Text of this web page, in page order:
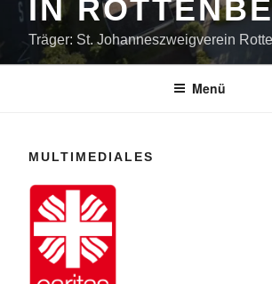
IN
Träger: St. Johanneszweigverein
Menü
MULTIMEDIALES